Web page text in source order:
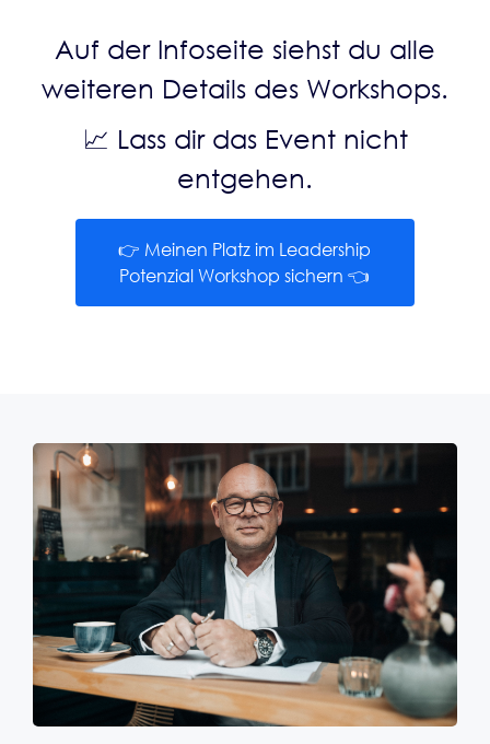
Auf der Infoseite siehst du alle
weiteren Details des Workshops.
📈 Lass dir das Event nicht
entgehen.
👉 Meinen Platz im Leadership
Potenzial Workshop sichern 👈